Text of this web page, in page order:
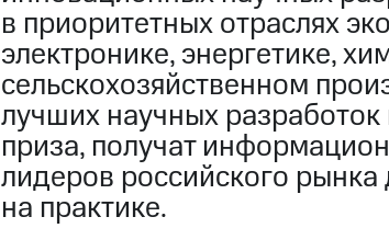
в приоритетных отраслях
электронике, энергетике,
сельскохозяйственном
лучших научных
приза, получат
лидеров российского
на практике.